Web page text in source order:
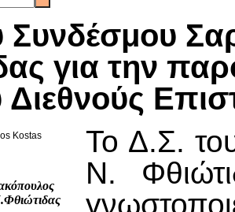
Συνδέσμου
για την
Διεθνούς
Το Δ.Σ.
Ν.